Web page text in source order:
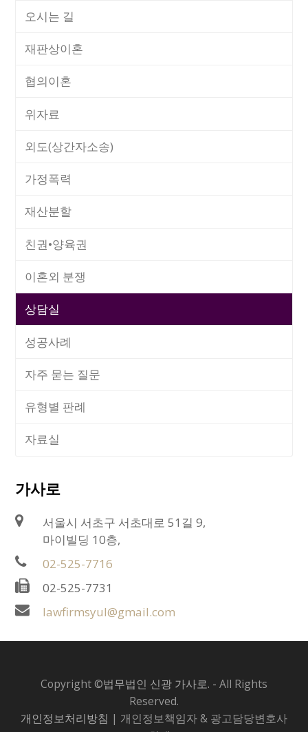
오시는 길
재판상이혼
협의이혼
위자료
외도(상간자소송)
가정폭력
재산분할
친권•양육권
이혼외 분쟁
상담실
성공사례
자주 묻는 질문
유형별 판례
자료실
가사로
서울시 서초구 서초대로 51길 9,
마이빌딩 10층,
02-525-7716
02-525-7731
lawfirmsyul@gmail.com
Copyright ©법무법인 신광 가사로. - All Rights
Reserved.
개인정보처리방침 | 개인정보책임자 & 광고담당변호사